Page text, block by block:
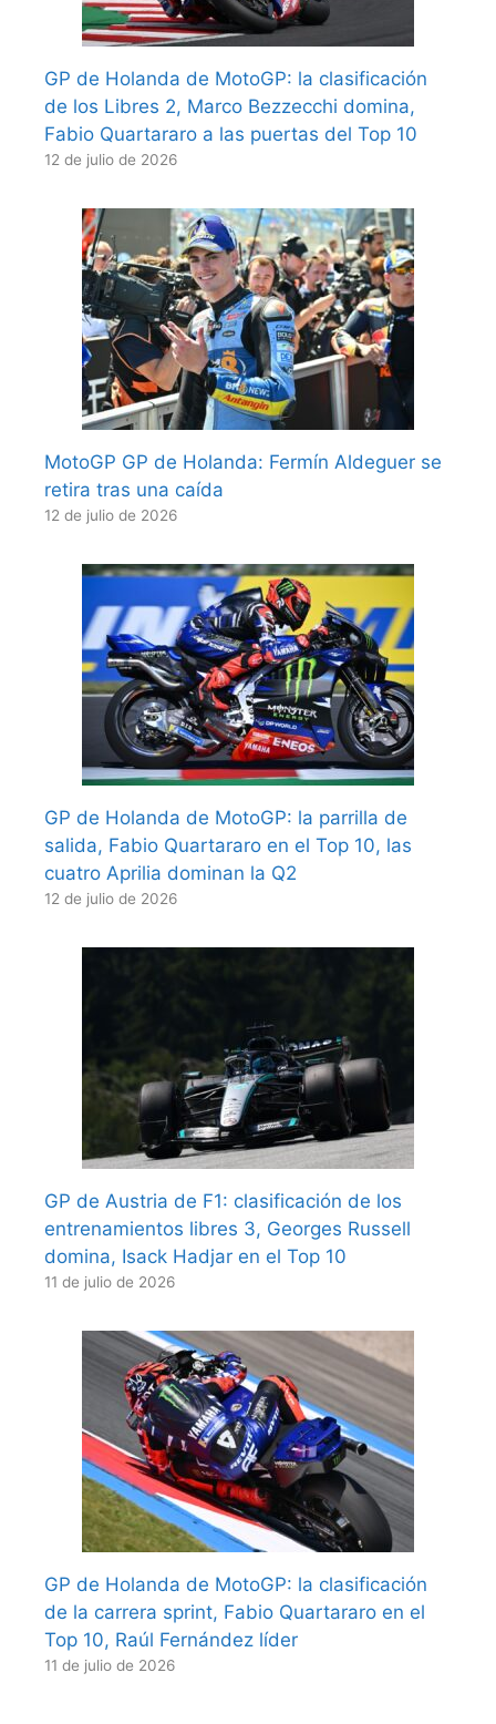
GP de Holanda de MotoGP: la clasificación
de los Libres 2, Marco Bezzecchi domina,
Fabio Quartararo a las puertas del Top 10
12 de julio de 2026
MotoGP GP de Holanda: Fermín Aldeguer se
retira tras una caída
12 de julio de 2026
GP de Holanda de MotoGP: la parrilla de
salida, Fabio Quartararo en el Top 10, las
cuatro Aprilia dominan la Q2
12 de julio de 2026
GP de Austria de F1: clasificación de los
entrenamientos libres 3, Georges Russell
domina, Isack Hadjar en el Top 10
11 de julio de 2026
GP de Holanda de MotoGP: la clasificación
de la carrera sprint, Fabio Quartararo en el
Top 10, Raúl Fernández líder
11 de julio de 2026